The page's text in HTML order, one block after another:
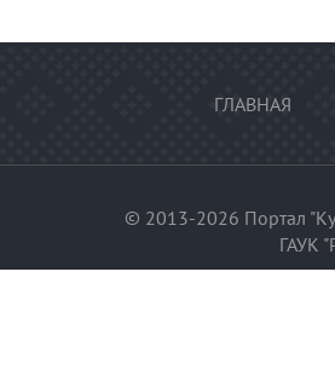
ГЛАВНАЯ
© 2013-2026 Портал
ГАУК